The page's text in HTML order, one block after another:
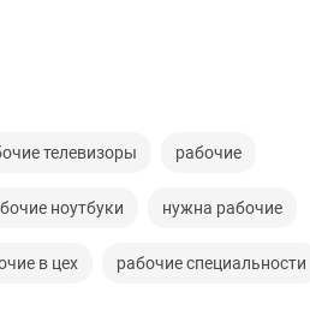
телевизоры рабочие
ноутбуки нужна рабочие
в цех рабочие специальности